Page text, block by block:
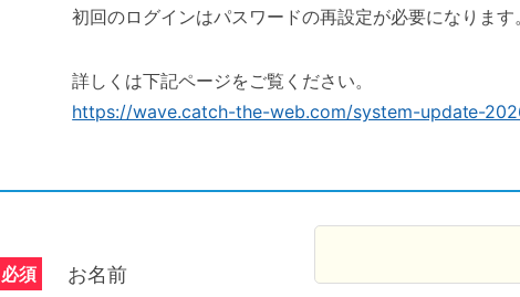
初回のログインはパスワードの再設定が必要になります。
詳しくは下記ページをご覧ください。
https://wave.catch-the-web.com/system-update-
必須 お名前